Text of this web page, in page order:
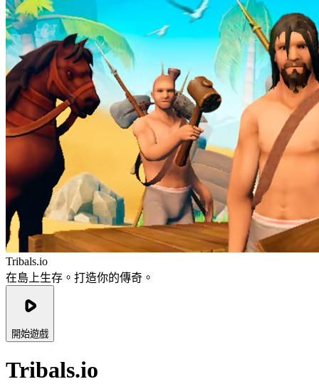
Tribals.io
在島上生存。打造你的傳奇。
開始遊戲
Tribals.io